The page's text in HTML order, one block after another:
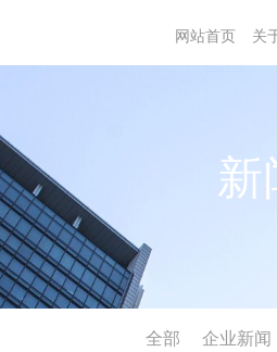
网站首页 关
新
全部 企业新闻